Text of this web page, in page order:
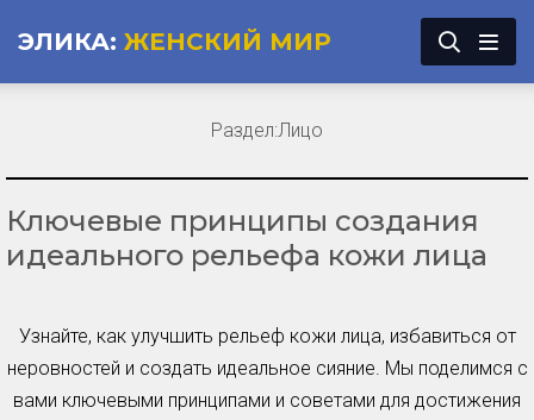
ЭЛИКА: ЖЕНСКИЙ МИР
Ключевые принципы создания
идеального рельефа кожи лица
Узнайте, как улучшить рельеф кожи лица, избавиться от
неровностей и создать идеальное сияние. Мы поделимся с
вами ключевыми принципами и советами для достижения
Раздел:Лицо